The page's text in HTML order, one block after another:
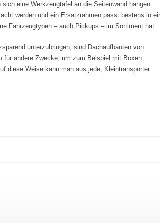
sich eine Werkzeugtafel an die Seitenwand hängen.
werden und ein Ersatzrahmen passt bestens in
Fahrzeugtypen – auch Pickups – im Sortiment hat.
unterzubringen, sind Dachaufbauten von
für andere Zwecke, um zum Beispiel mit Boxen
diese Weise kann man aus jede, Kleintransporter